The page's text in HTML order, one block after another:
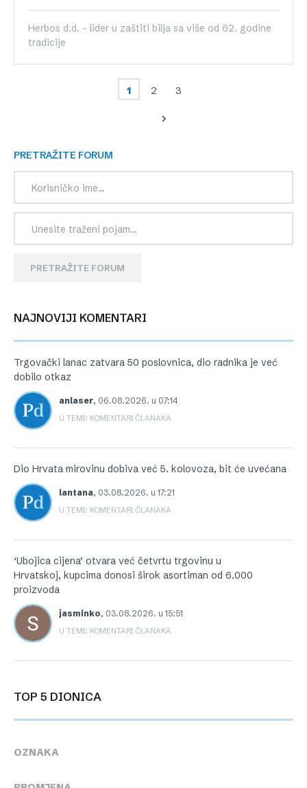
Herbos d.d. - lider u zaštiti bilja sa više od 62. godine
tradicije
1 2 3
PRETRAŽITE FORUM
PRETRAŽITE FORUM
NAJNOVIJI KOMENTARI
Trgovački lanac zatvara 50 poslovnica, dio radnika je već
dobilo otkaz
anlaser, 06.08.2026. u 07:14
U TEMI: KOMENTARI ČLANAKA
Dio Hrvata mirovinu dobiva već 5. kolovoza, bit će uvećana
lantana, 03.08.2026. u 17:21
U TEMI: KOMENTARI ČLANAKA
‘Ubojica cijena’ otvara već četvrtu trgovinu u
Hrvatskoj, kupcima donosi širok asortiman od 6.000
proizvoda
jasminko, 03.08.2026. u 15:51
U TEMI: KOMENTARI ČLANAKA
TOP 5 DIONICA
OZNAKA